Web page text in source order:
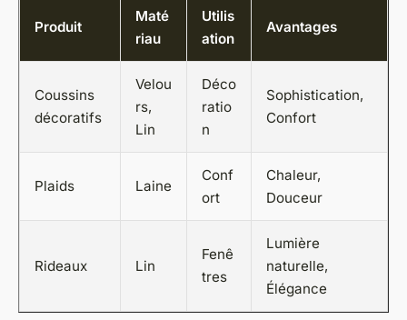
Produit
Maté
riau
Utilis
ation
Avantages
Coussins
décoratifs
Velou
rs,
Lin
Déco
ratio
n
Sophistication,
Confort
Plaids Laine
Conf
ort
Chaleur,
Douceur
Rideaux Lin
Fenê
tres
Lumière
naturelle,
Élégance